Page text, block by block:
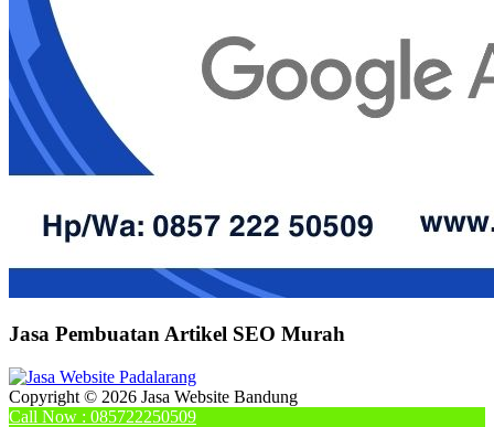
Jasa Pembuatan Artikel SEO Murah
Copyright © 2026 Jasa Website Bandung
Call Now : 085722250509